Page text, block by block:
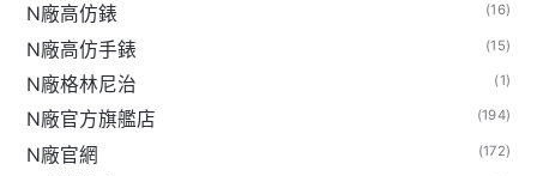
N廠高仿錶 (16)
N廠高仿手錶 (15)
N廠格林尼治 (1)
N廠官方旗艦店 (194)
N廠官網 (172)